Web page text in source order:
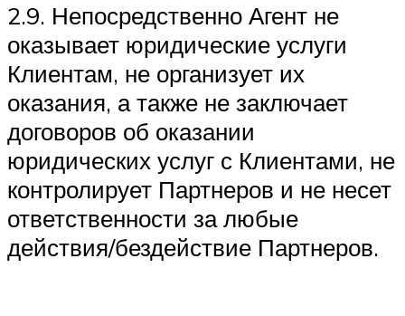
2.9. Непосредственно Агент не
оказывает юридические услуги
Клиентам, не организует их
оказания, а также не заключает
договоров об оказании
юридических услуг с Клиентами, не
контролирует Партнеров и не несет
ответственности за любые
действия/бездействие Партнеров.